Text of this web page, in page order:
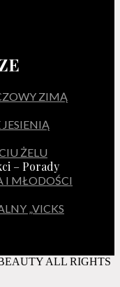
ZIMĄ
ŻELU
– Porady
I MŁODOŚCI
„VICKS
ALL RIGHTS